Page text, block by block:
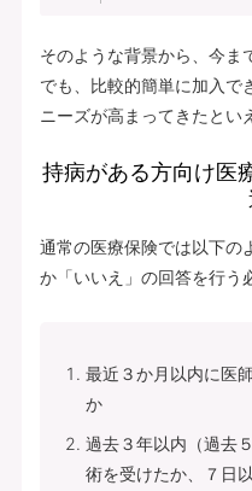
そのような背景から、今ま
でも、比較的簡単に加入で
ニーズが高まってきたとい
持病がある方向け医
通常の医療保険では以下の
か「いいえ」の回答を行う
最近３か月以内に医
か
過去３年以内（過去
術を受けたか、７日